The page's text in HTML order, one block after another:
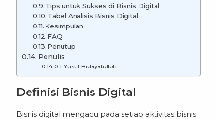
Tips untuk Sukses di Bisnis Digital
Tabel Analisis Bisnis Digital
Kesimpulan
FAQ
Penutup
Penulis
Yusuf Hidayatulloh
Definisi Bisnis Digital
Bisnis digital mengacu pada setiap aktivitas bisnis